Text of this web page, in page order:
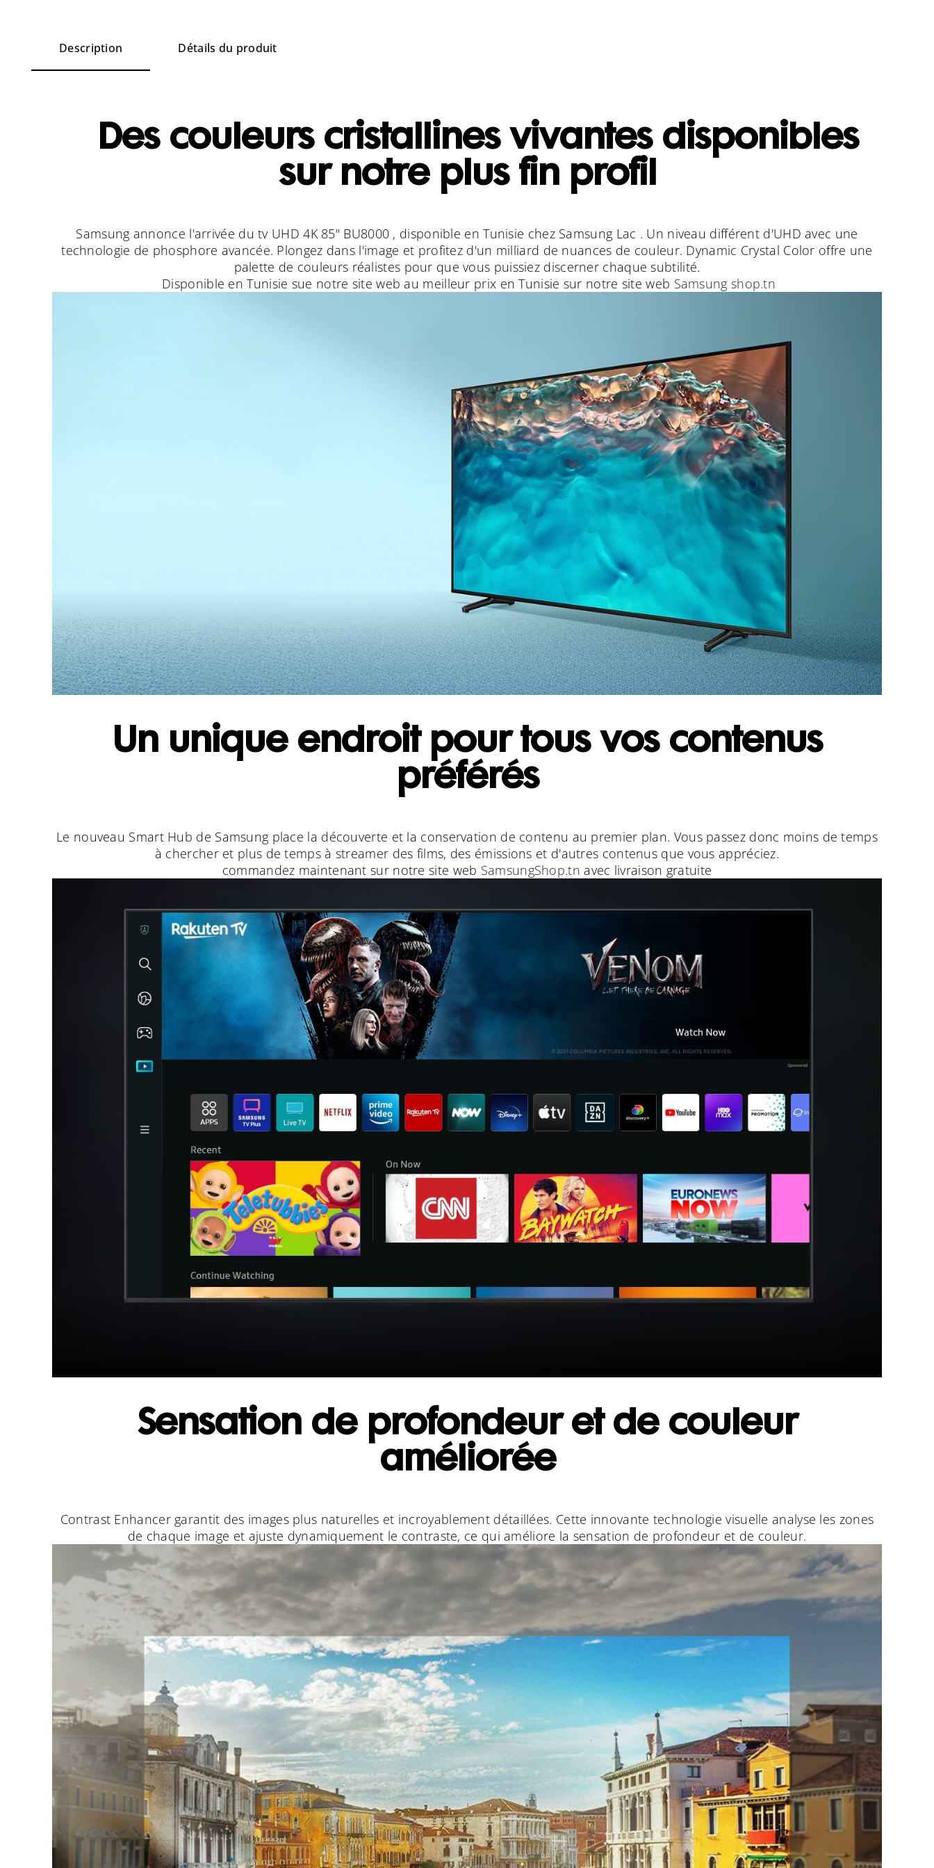
Description Détails du produit
Des couleurs cristallines vivantes disponibles
sur notre plus fin profil
Samsung annonce l'arrivée du tv UHD 4K 85" BU8000 , disponible en Tunisie chez Samsung Lac . Un niveau différent d'UHD avec une
technologie de phosphore avancée. Plongez dans l'image et profitez d'un milliard de nuances de couleur. Dynamic Crystal Color offre une
palette de couleurs réalistes pour que vous puissiez discerner chaque subtilité.
Disponible en Tunisie sue notre site web au meilleur prix en Tunisie sur notre site web Samsung shop.tn
Un unique endroit pour tous vos contenus
préférés
Le nouveau Smart Hub de Samsung place la découverte et la conservation de contenu au premier plan. Vous passez donc moins de temps
à chercher et plus de temps à streamer des films, des émissions et d'autres contenus que vous appréciez.
commandez maintenant sur notre site web SamsungShop.tnavec livraison gratuite
Sensation de profondeur et de couleur
améliorée
Contrast Enhancer garantit des images plus naturelles et incroyablement détaillées. Cette innovante technologie visuelle analyse les zones
de chaque image et ajuste dynamiquement le contraste, ce qui améliore la sensation de profondeur et de couleur.